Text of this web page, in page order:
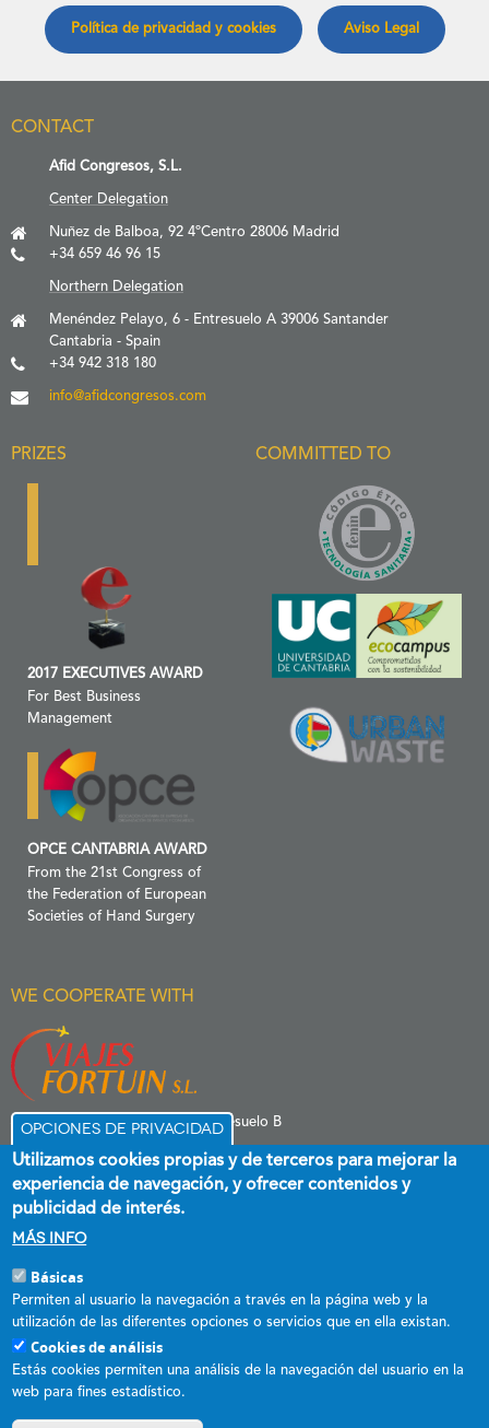
Política de privacidad y cookies Aviso Legal
CONTACT
Afid Congresos, S.L.
Center Delegation
Nuñez de Balboa, 92 4ºCentro 28006 Madrid
+34 659 46 96 15
Northern Delegation
Menéndez Pelayo, 6 - Entresuelo A 39006 Santander
Cantabria - Spain
+34 942 318 180
info@afidcongresos.com
PRIZES
2017 EXECUTIVES AWARD
For Best Business
Management
OPCE CANTABRIA AWARD
From the 21st Congress of
the Federation of European
Societies of Hand Surgery
COMMITTED TO
WE COOPERATE WITH
C/ Menéndez Pelayo 6 Entresuelo B
Esta empresa ha recibido una subvención destinada a promover el
empleo estable y de calidad, cofinanciada al 60 % por el Fondo Social
Europeo plus y el Gobierno de Cantabria a través del Programa
Operativo FSE+ de Cantabria 2021-2027.
DECRETO 31/2017, de 18 de mayo, por el que se regula el
procedimiento de concesión directa de subvenciones destinadas a
Opciones de privacidad
Utilizamos cookies propias y de terceros para mejorar la
experiencia de navegación, y ofrecer contenidos y
publicidad de interés.
Más info
Básicas
Permiten al usuario la navegación a través en la página web y la
utilización de las diferentes opciones o servicios que en ella existan.
Cookies de análisis
Estás cookies permiten una análisis de la navegación del usuario en la
web para fines estadístico.